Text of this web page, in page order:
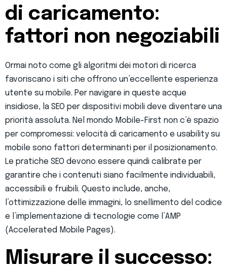
di caricamento:
fattori non negoziabili
Ormai noto come gli algoritmi dei motori di ricerca
favoriscano i siti che offrono un’eccellente esperienza
utente su mobile. Per navigare in queste acque
insidiose, la SEO per dispositivi mobili deve diventare una
priorità assoluta. Nel mondo Mobile-First non c’è spazio
per compromessi: velocità di caricamento e usability su
mobile sono fattori determinanti per il posizionamento.
Le pratiche SEO devono essere quindi calibrate per
garantire che i contenuti siano facilmente individuabili,
accessibili e fruibili. Questo include, anche,
l’ottimizzazione delle immagini, lo snellimento del codice
e l’implementazione di tecnologie come l’AMP
(Accelerated Mobile Pages).
Misurare il successo: